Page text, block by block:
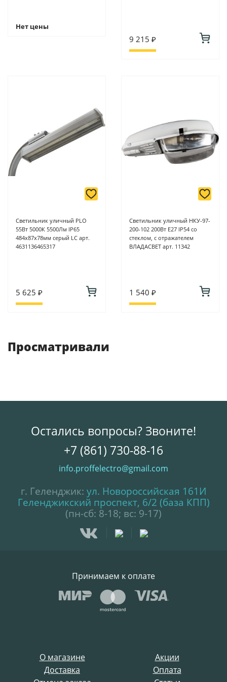
Нет цены
9 215 ₽
Светильник уличный PLO
55Вт 5000К 5500Лм IP65
484х87х78мм серый LC арт.
4631136465317
5 625 ₽
Светильник уличный НКУ-97-
200-102 200Вт Е27 IP54 со
стеклом, с отражателем
ВЛАДАСВЕТ арт. 11342
1 540 ₽
Просматривали
О магазине
Акции
Доставка
Оплата
Остались вопросы? Звоните!
+7 (861) 730-88-16
info.proffelectro@gmail.com
г. Геленджик: ул. Новороссийская 161И
Геленджикский проспект, 6/2 (база КПП)
(пн-сб: 8-18; вс: 9-17)
Принимаем к оплате